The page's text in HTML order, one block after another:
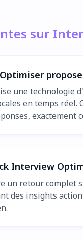
sur
une technologie
en temps
Interview
retour complet
des insights